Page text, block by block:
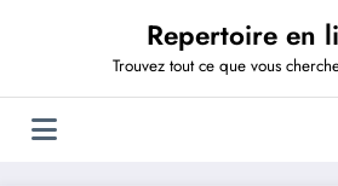
Repertoire en
Trouvez tout ce que vous